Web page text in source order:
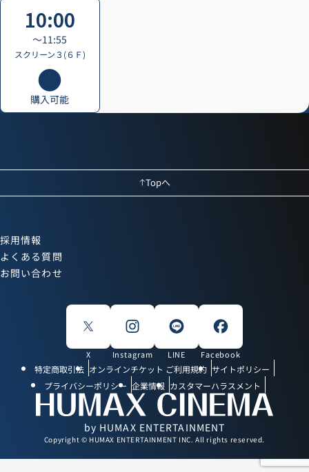
10:00
〜11:55
スクリーン３(６Ｆ)
購入可能
Topへ
採用情報
よくある質問
お問い合わせ
X Instagram LINE Facebook
特定商取引法 オンラインチケット ご利用規約 サイトポリシー
プライバシーポリシー 企業情報 カスタマーハラスメント
by HUMAX ENTERTAINMENT
Copyright © HUMAX ENTERTAINMENT INC. All rights reserved.